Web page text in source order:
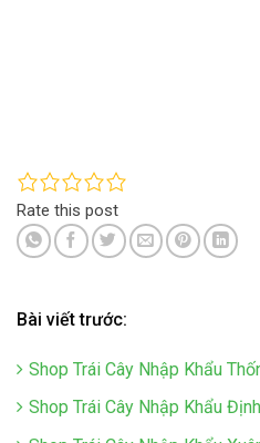
Rate this post
Bài viết trước:
Shop Trái Cây Nhập Khẩu
Shop Trái Cây Nhập Khẩu